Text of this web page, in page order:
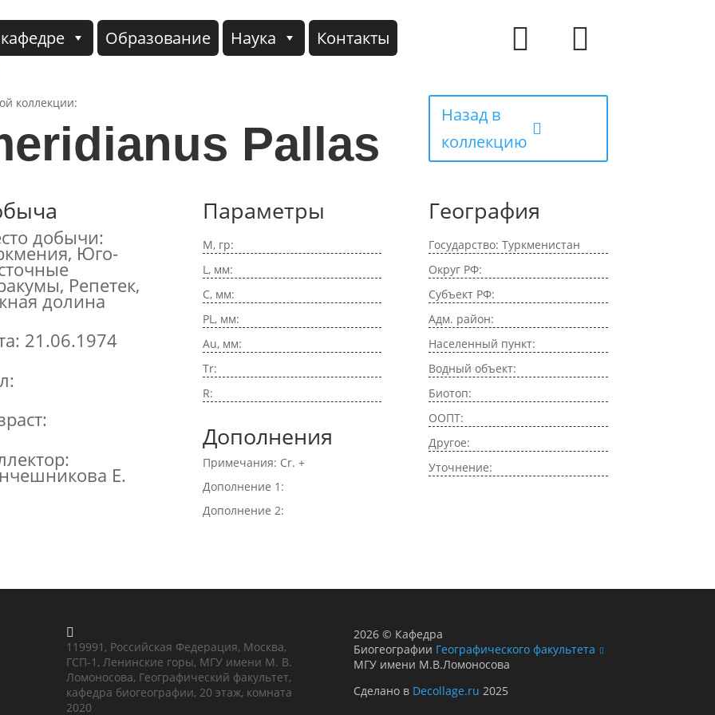
Образование Наука Контакты
коллекции:
Pallas
Назад в
коллекцию
добычи:
Юго-
Репетек,
долина
21.06.1974
Е.
Параметры
M, гр:
L, мм:
C, мм:
PL, мм:
Au, мм:
Tr:
R:
Дополнения
Примечания: Cr. +
Дополнение 1:
Дополнение 2:
География
Государство: Туркменистан
Округ РФ:
Субъект РФ:
Адм. район:
Населенный пункт:
Водный объект:
Биотоп:
ООПТ:
Другое:
Уточнение:

119991, Российская Федерация, Москва,
ГСП-1, Ленинские горы, МГУ имени М. В.
Ломоносова, Географический факультет,
кафедра биогеографии, 20 этаж, комната
2020
2026 © Кафедра
Биогеографии Географического факультета
МГУ имени М.В.Ломоносова
Сделано в Decollage.ru 2025